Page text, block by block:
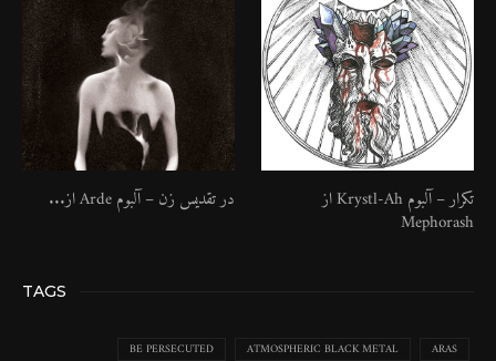
تکرار – آلبوم Krystl​-​Ah از
Mephorash
در تقدیس زن – آلبوم Arde از...
TAGS
ARAS
ATMOSPHERIC BLACK METAL
BE PERSECUTED